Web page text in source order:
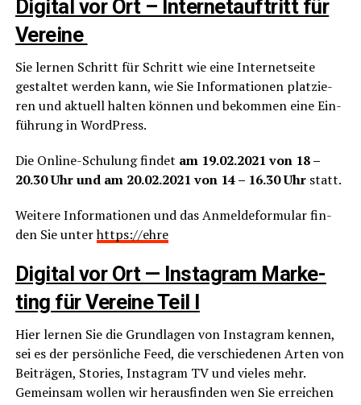
Digi­tal vor Ort – Inter­net­auf­tritt für
Vereine
Sie ler­nen Schritt für Schritt wie eine Inter­net­sei­te
gestal­tet wer­den kann, wie Sie Infor­ma­tio­nen plat­zie­
ren und aktu­ell hal­ten kön­nen und bekom­men eine Ein­
füh­rung in WordPress.
Die Online-Schu­lung fin­det am 19.02.2021 von 18 –
20.30 Uhr und am 20.02.2021 von 14 – 16.30 Uhr statt.
Wei­te­re Infor­ma­tio­nen und das Anmel­de­for­mu­lar fin­
den Sie unterhttps://ehre
Digi­tal vor Ort — Insta­gram Mar­ke­
ting für Ver­ei­ne Teil I
Hier ler­nen Sie die Grund­la­gen von Insta­gram ken­nen,
sei es der per­sön­li­che Feed, die ver­schie­de­nen Arten von
Bei­trä­gen, Sto­ries, Insta­gram TV und vie­les mehr.
Gemein­sam wol­len wir her­aus­fin­den wen Sie errei­chen